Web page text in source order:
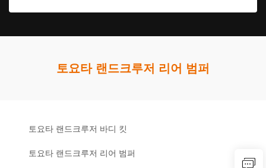
토요타 랜드크루저 리어 범퍼
토요타 랜드크루저 바디 킷
토요타 랜드크루저 리어 범퍼